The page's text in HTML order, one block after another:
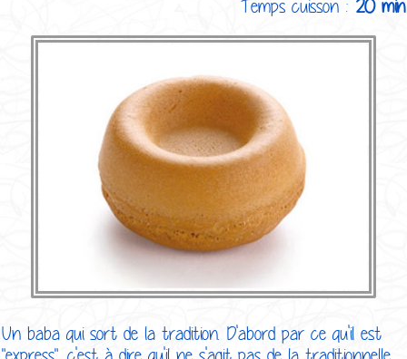
Temps cuisson : 20 min
Un baba qui sort de la tradition. D'abord par ce qu'il est